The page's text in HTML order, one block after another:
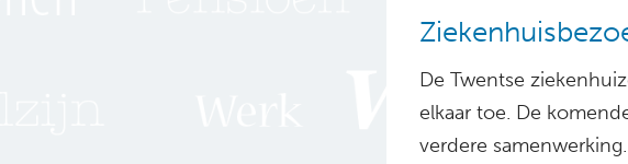
De Twentse
elkaar toe. De
verdere